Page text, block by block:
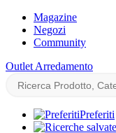
Magazine
Negozi
Community
Outlet Arredamento
Preferiti